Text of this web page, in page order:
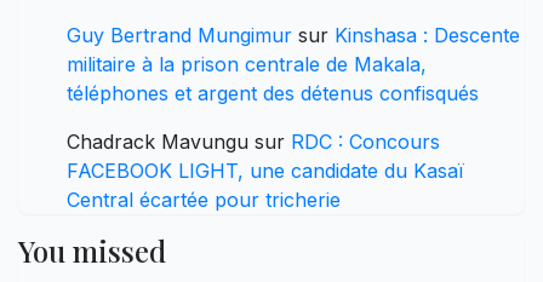
Guy Bertrand Mungimur sur Kinshasa : Descente
militaire à la prison centrale de Makala,
téléphones et argent des détenus confisqués
Chadrack Mavungu sur RDC : Concours
FACEBOOK LIGHT, une candidate du Kasaï
Central écartée pour tricherie
You missed